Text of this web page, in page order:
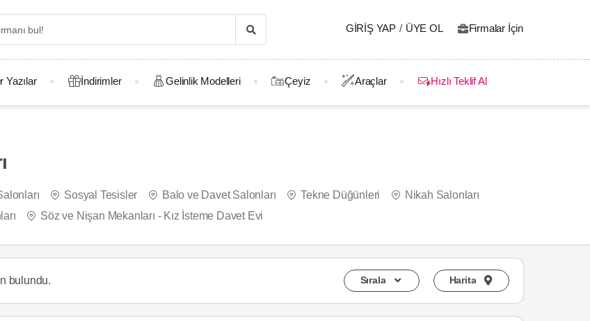
GIRIŞ YAP / ÜYE OL Firmalar İçin
Yazılar İndirimler Gelinlik Modelleri Çeyiz Araçlar Hızlı Teklif Al
Sosyal Tesisler Balo ve Davet Salonları Tekne Düğünleri
Nikah Salonları
Söz ve Nişan Mekanları - Kız İsteme Davet Evi
bulundu. Sırala Harita